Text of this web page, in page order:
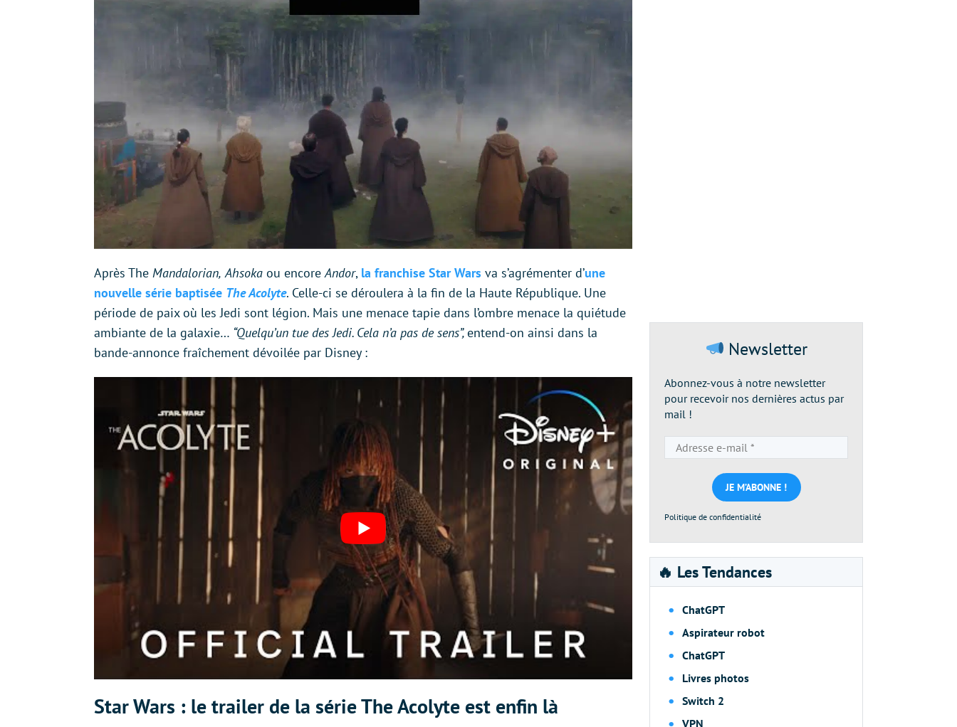
Après The Mandalorian, Ahsoka ou encore Andor, la franchise Star Wars va s’agrémenter d’une
nouvelle série baptisée The Acolyte. Celle-ci se déroulera à la fin de la Haute République. Une
période de paix où les Jedi sont légion. Mais une menace tapie dans l’ombre menace la quiétude
ambiante de la galaxie… “Quelqu’un tue des Jedi. Cela n’a pas de sens”,entend-on ainsi dans la
bande-annonce fraîchement dévoilée par Disney :
Star Wars : le trailer de la série The Acolyte est enfin là
Newsletter
Abonnez-vous à notre newsletter
pour recevoir nos dernières actus par
mail !
e-
mail
*
Politique de confidentialité
🔥 Les Tendances
ChatGPT
Aspirateur robot
ChatGPT
Livres photos
Switch 2
VPN